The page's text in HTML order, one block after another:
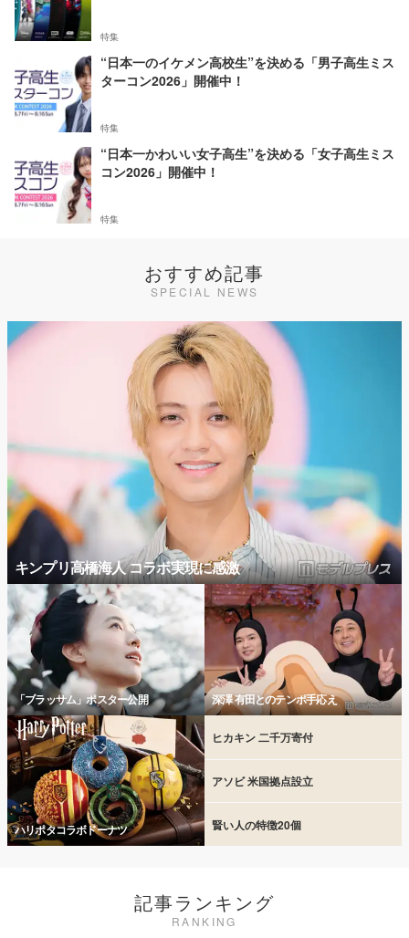
特集
“日本一のイケメン高校生”を決める「男子高生ミス
ターコン2026」開催中！
特集
“日本一かわいい女子高生”を決める「女子高生ミス
コン2026」開催中！
特集
おすすめ記事
SPECIAL NEWS
キンプリ高橋海人 コラボ実現に感激
「ブラッサム」ポスター公開 深澤 有田とのテンポ手応え
ハリポタコラボドーナツ
ヒカキン 二千万寄付
アソビ 米国拠点設立
賢い人の特徴20個
記事ランキング
RANKING